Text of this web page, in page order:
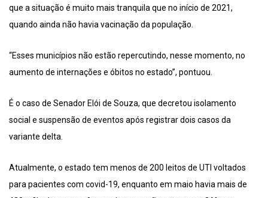
que a situação é muito mais tranquila que no início de 2021,
quando ainda não havia vacinação da população.
“Esses municípios não estão repercutindo, nesse momento, no
aumento de internações e óbitos no estado”, pontuou.
É o caso de Senador Elói de Souza, que decretou isolamento
social e suspensão de eventos após registrar dois casos da
variante delta.
Atualmente, o estado tem menos de 200 leitos de UTI voltados
para pacientes com covid-19, enquanto em maio havia mais de